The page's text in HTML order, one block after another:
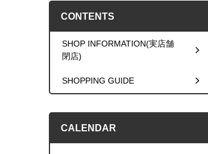
CONTENTS
SHOP INFORMATION(実店舗
閉店)
SHOPPING GUIDE
CALENDAR